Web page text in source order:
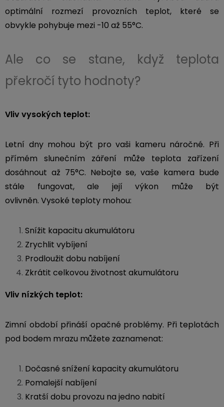
displejem
Příslušenství
Sada
se
se
a
příslušenství
systémy
kamerám
Paměti
a
Paměťové
SSD
disky
Napájecí
/
USB-
A
/
mini
USB-
A
/
Lightning
Nabíjecí
C
USB-
C
USB-
oleje
služby
Značky
ANRAN
optimální rozmezí provozních teplot, které se
obvykle pohybuje mezi -10 až 55°C.
Ale co se stane, když teplota
překročí tyto hodnoty?
Vliv vysokých teplot:
Letní dny mohou být pro vaši kameru náročné. Při
přímém slunečním záření může teplota zařízení
dosáhnout až 75°C. Nebojte se, vaše kamera bude
stále fungovat, ale její výkon může být
ovlivněn. Vysoké teploty mohou:
Snížit kapacitu akumulátoru
Zrychlit vybíjení
Prodloužit dobu nabíjení
Zkrátit celkovou životnost akumulátoru
Vliv nízkých teplot:
Zimní období přináší opačné problémy. Při teplotách
pod bodem mrazu můžete zaznamenat:
Dočasné snížení kapacity akumulátoru
Pomalejší nabíjení
Kratší dobu provozu na jedno nabití